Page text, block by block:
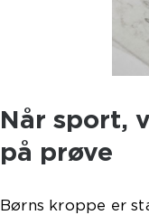
Når sport,
på prøve
Børns kroppe er